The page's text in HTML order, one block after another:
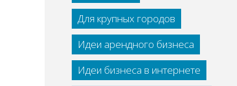
Для крупных городов
Идеи арендного бизнеса
Идеи бизнеса в интернете